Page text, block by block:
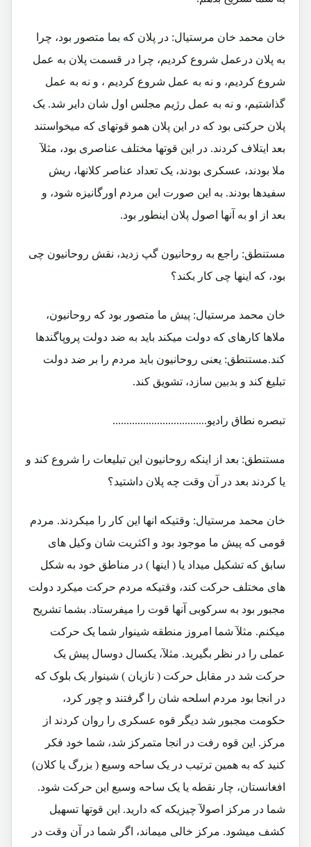
خان محمد خان مرستیال: در پلان که بما متصور بود، چرا
به پلان درعمل شروع کردیم، چرا در قسمت پلان به عمل
شروع کردیم، و نه به عمل شروع کردیم ، و نه به عمل
گذاشتیم، و نه به عمل رژیم مجلس اول شان دایر شد. یک
پلان حرکتی بود که در این پلان همو قوتهای که میخواستند
بعد ایتلاف کردند. در این قوتها مختلف عناصری بود، مثلآ
ملا بودند، عسکری بودند، یک تعداد عناصر کلانها، ریش
سفیدها بودند. به این صورت این مردم اورگانیزه شود، و
بعد از او به آنها اصول پلان اینطور بود.
مستنطق: راجع به روحانیون گپ زدید، نقش روحانیون چی
بود، که اینها چی کار بکند؟
خان محمد مرستیال: پیش ما متصور بود که روحانیون،
ملاها کارهای که دولت میکند باید به ضد دولت پروپاگندها
کند.مستنطق: یعنی روحانیون باید مردم را بر ضد دولت
تبلیغ کند و بدبین سازد، تشویق کند.
تبصره نطاق رادیو..................................
مستنطق: بعد از اینکه روحانیون این تبلیعات را شروع کند و
یا کردند بعد در آن وقت چه پلان داشتید؟
خان محمد مرستیال: وقتیکه انها این کار را میکردند. مردم
قومی که پیش ما موجود بود و اکثریت شان وکیل های
سابق که تشکیل میداد یا ( اینها ) در مناطق خود به شکل
های مختلف حرکت کند، وقتیکه مردم حرکت میکرد دولت
مجبور بود به سرکوبی آنها قوت را میفرستاد. بشما تشریح
میکنم. مثلآ شما امروز منطقه شینوار شما یک حرکت
عملی را در نظر بگیرید. مثلآ، یکسال دوسال پیش یک
حرکت شد در مقابل حرکت ( نازیان ) شینوار یک بلوک که
در انجا بود مردم اسلحه شان را گرفتند و چور کرد،
حکومت مجبور شد دیگر قوه عسکری را روان کردند از
مرکز. این قوه رفت در انجا متمرکز شد، شما خود فکر
کنید که به همین ترتیب در یک ساحه وسیع ( بزرگ یا کلان)
افغانستان، چار نقطه یا یک ساحه وسیع این حرکت شود.
شما در مرکز اصولآ چیزیکه که دارید. این قوتها تسهیل
کشف میشود. مرکز خالی میماند، اگر شما در آن وقت در